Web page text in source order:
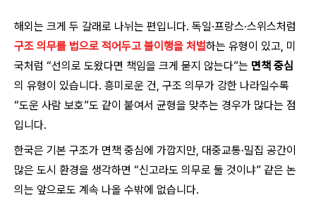
해외는 크게 두 갈래로 나뉘는 편입니다. 독일·프랑스·스위스처럼
구조 의무를 법으로 적어두고 불이행을 처벌하는 유형이 있고, 미
국처럼 “선의로 도왔다면 책임을 크게 묻지 않는다”는 면책 중심
의 유형이 있습니다. 흥미로운 건, 구조 의무가 강한 나라일수록
“도운 사람 보호”도 같이 붙여서 균형을 맞추는 경우가 많다는 점
입니다.
한국은 기본 구조가 면책 중심에 가깝지만, 대중교통·밀집 공간이
많은 도시 환경을 생각하면 “신고라도 의무로 둘 것이냐” 같은 논
의는 앞으로도 계속 나올 수밖에 없습니다.